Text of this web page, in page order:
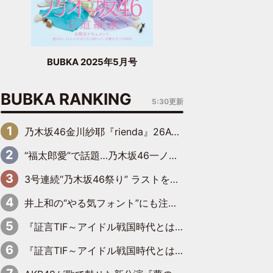
BUBKA 2025年5月号
BUBKA RANKING 5:30更新
乃木坂46金川紗耶『rienda』26AW LOOKモデルに就任
“福太郎愛”で話題…乃木坂46一ノ瀬美空、地元福岡『めんべい25周年トップサポーター』に就任
3号連続“乃木坂46祭り” ラストを飾るのは賀喜遥香…5年ぶりの登場に「5年分大人になった私を見ていただけたら」
井上和の“やる気フォント”にも注目 乃木坂46が挑んだ書道パフォーマンスの舞台裏
『証言TIF～アイドル戦国時代とはなんだったのか～』第6回：でんぱ組.inc・古川未鈴×相沢梨紗「『ハロプロやりたかったな』って言ったら、夢眠ねむさんに『てめえはでんぱ組．incなんだよ！』って肩パンされて(笑)」
『証言TIF～アイドル戦国時代とはなんだったのか～』第11回：私立恵比寿中学・真山りか×安本彩花「TIFで10年ぶりのキョンシーメイクをしたら、場を完全に引かせてしまって。時代が変わったんだなって」